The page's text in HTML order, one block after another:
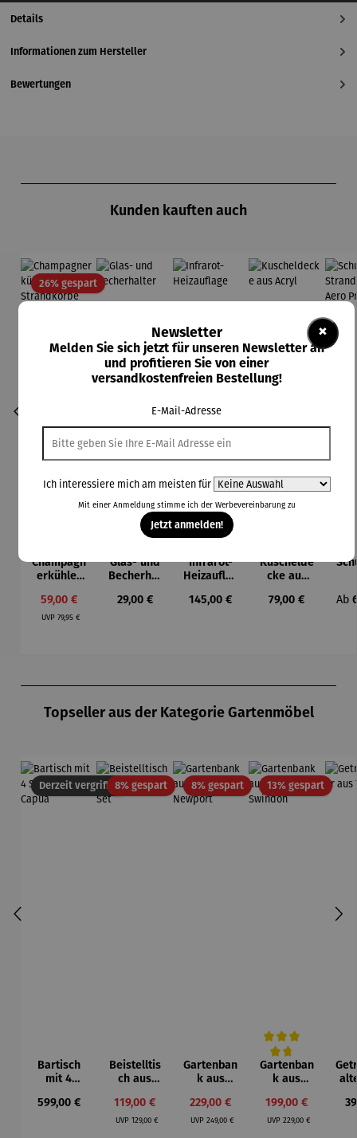
Details
Informationen zum Hersteller
Bewertungen
Kunden kauften auch
26% gespartRabatt
Champagn
erkühler
Strandkör
be
Verkaufspreis:
59,00 €
UVP Regulärer Preis:
79,95 €
Glas- und
Becherhal
Regulärer Preis:
29,00 €
Infrarot-
Heizauflag
Regulärer Preis:
145,00 €
Kuschelde
cke aus
Regulärer Preis:
79,00 €
b
Ab
Topseller aus der Kategorie Gartenmöbel
Derzeit vergriffen
Bartisch
mit 4
Capua
Regulärer Preis:
599,00 €
8% gespartRabatt
Beistelltis
ch aus
3er Set
Verkaufspreis:
119,00 €
UVP Regulärer Preis:
129,00 €
8% gespartRabatt
Gartenban
k aus
Newport
Verkaufspreis:
229,00 €
UVPRegulärer Preis:
249,00 €
13% gespartRabatt
Durchschnittliche
Gartenban
k aus
Swindon
Verkaufspreis:
199,00 €
UVP Regulärer Preis:
229,00 €
×
Newsletter
Melden Sie sich jetzt für unseren Newsletter an
und profitieren Sie von einer
versandkostenfreien Bestellung!
E-Mail-Adresse
Ich interessiere mich am meisten für
Mit einer Anmeldung stimme ich der Werbevereinbarungzu
Jetzt anmelden!